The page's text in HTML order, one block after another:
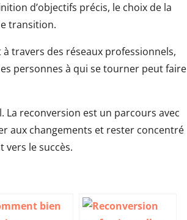
d’objectifs précis, le choix de la
transition.
travers des réseaux professionnels,
personnes à qui se tourner peut faire
La reconversion est un parcours avec
aux changements et rester concentré
vers le succès.